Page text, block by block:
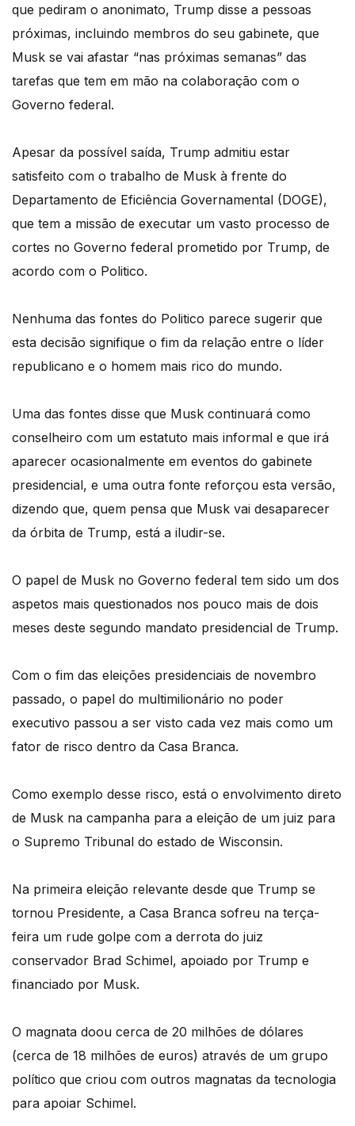
que pediram o anonimato, Trump disse a pessoas
próximas, incluindo membros do seu gabinete, que
Musk se vai afastar “nas próximas semanas” das
tarefas que tem em mão na colaboração com o
Governo federal.
Apesar da possível saída, Trump admitiu estar
satisfeito com o trabalho de Musk à frente do
Departamento de Eficiência Governamental (DOGE),
que tem a missão de executar um vasto processo de
cortes no Governo federal prometido por Trump, de
acordo com o Politico.
Nenhuma das fontes do Politico parece sugerir que
esta decisão signifique o fim da relação entre o líder
republicano e o homem mais rico do mundo.
Uma das fontes disse que Musk continuará como
conselheiro com um estatuto mais informal e que irá
aparecer ocasionalmente em eventos do gabinete
presidencial, e uma outra fonte reforçou esta versão,
dizendo que, quem pensa que Musk vai desaparecer
da órbita de Trump, está a iludir-se.
O papel de Musk no Governo federal tem sido um dos
aspetos mais questionados nos pouco mais de dois
meses deste segundo mandato presidencial de Trump.
Com o fim das eleições presidenciais de novembro
passado, o papel do multimilionário no poder
executivo passou a ser visto cada vez mais como um
fator de risco dentro da Casa Branca.
Como exemplo desse risco, está o envolvimento direto
de Musk na campanha para a eleição de um juiz para
o Supremo Tribunal do estado de Wisconsin.
Na primeira eleição relevante desde que Trump se
tornou Presidente, a Casa Branca sofreu na terça-
feira um rude golpe com a derrota do juiz
conservador Brad Schimel, apoiado por Trump e
financiado por Musk.
O magnata doou cerca de 20 milhões de dólares
(cerca de 18 milhões de euros) através de um grupo
político que criou com outros magnatas da tecnologia
para apoiar Schimel.